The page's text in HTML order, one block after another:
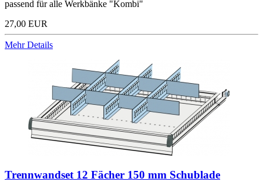
passend für alle Werkbänke "Kombi"
27,00 EUR
Mehr Details
Trennwandset 12 Fächer 150 mm Schublade